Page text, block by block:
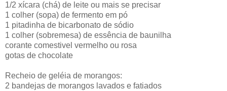
1/2 xícara (chá) de leite ou mais se precisar
1 colher (sopa) de fermento em pó
1 pitadinha de bicarbonato de sódio
1 colher (sobremesa) de essência de baunilha
corante comestivel vermelho ou rosa
gotas de chocolate
Recheio de geléia de morangos:
2 bandejas de morangos lavados e fatiados